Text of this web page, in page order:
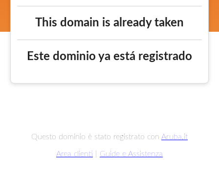
This domain is already taken
Este dominio ya está registrado
Questo dominio è stato registrato con Aruba.it
Area clienti Guide e Assistenza